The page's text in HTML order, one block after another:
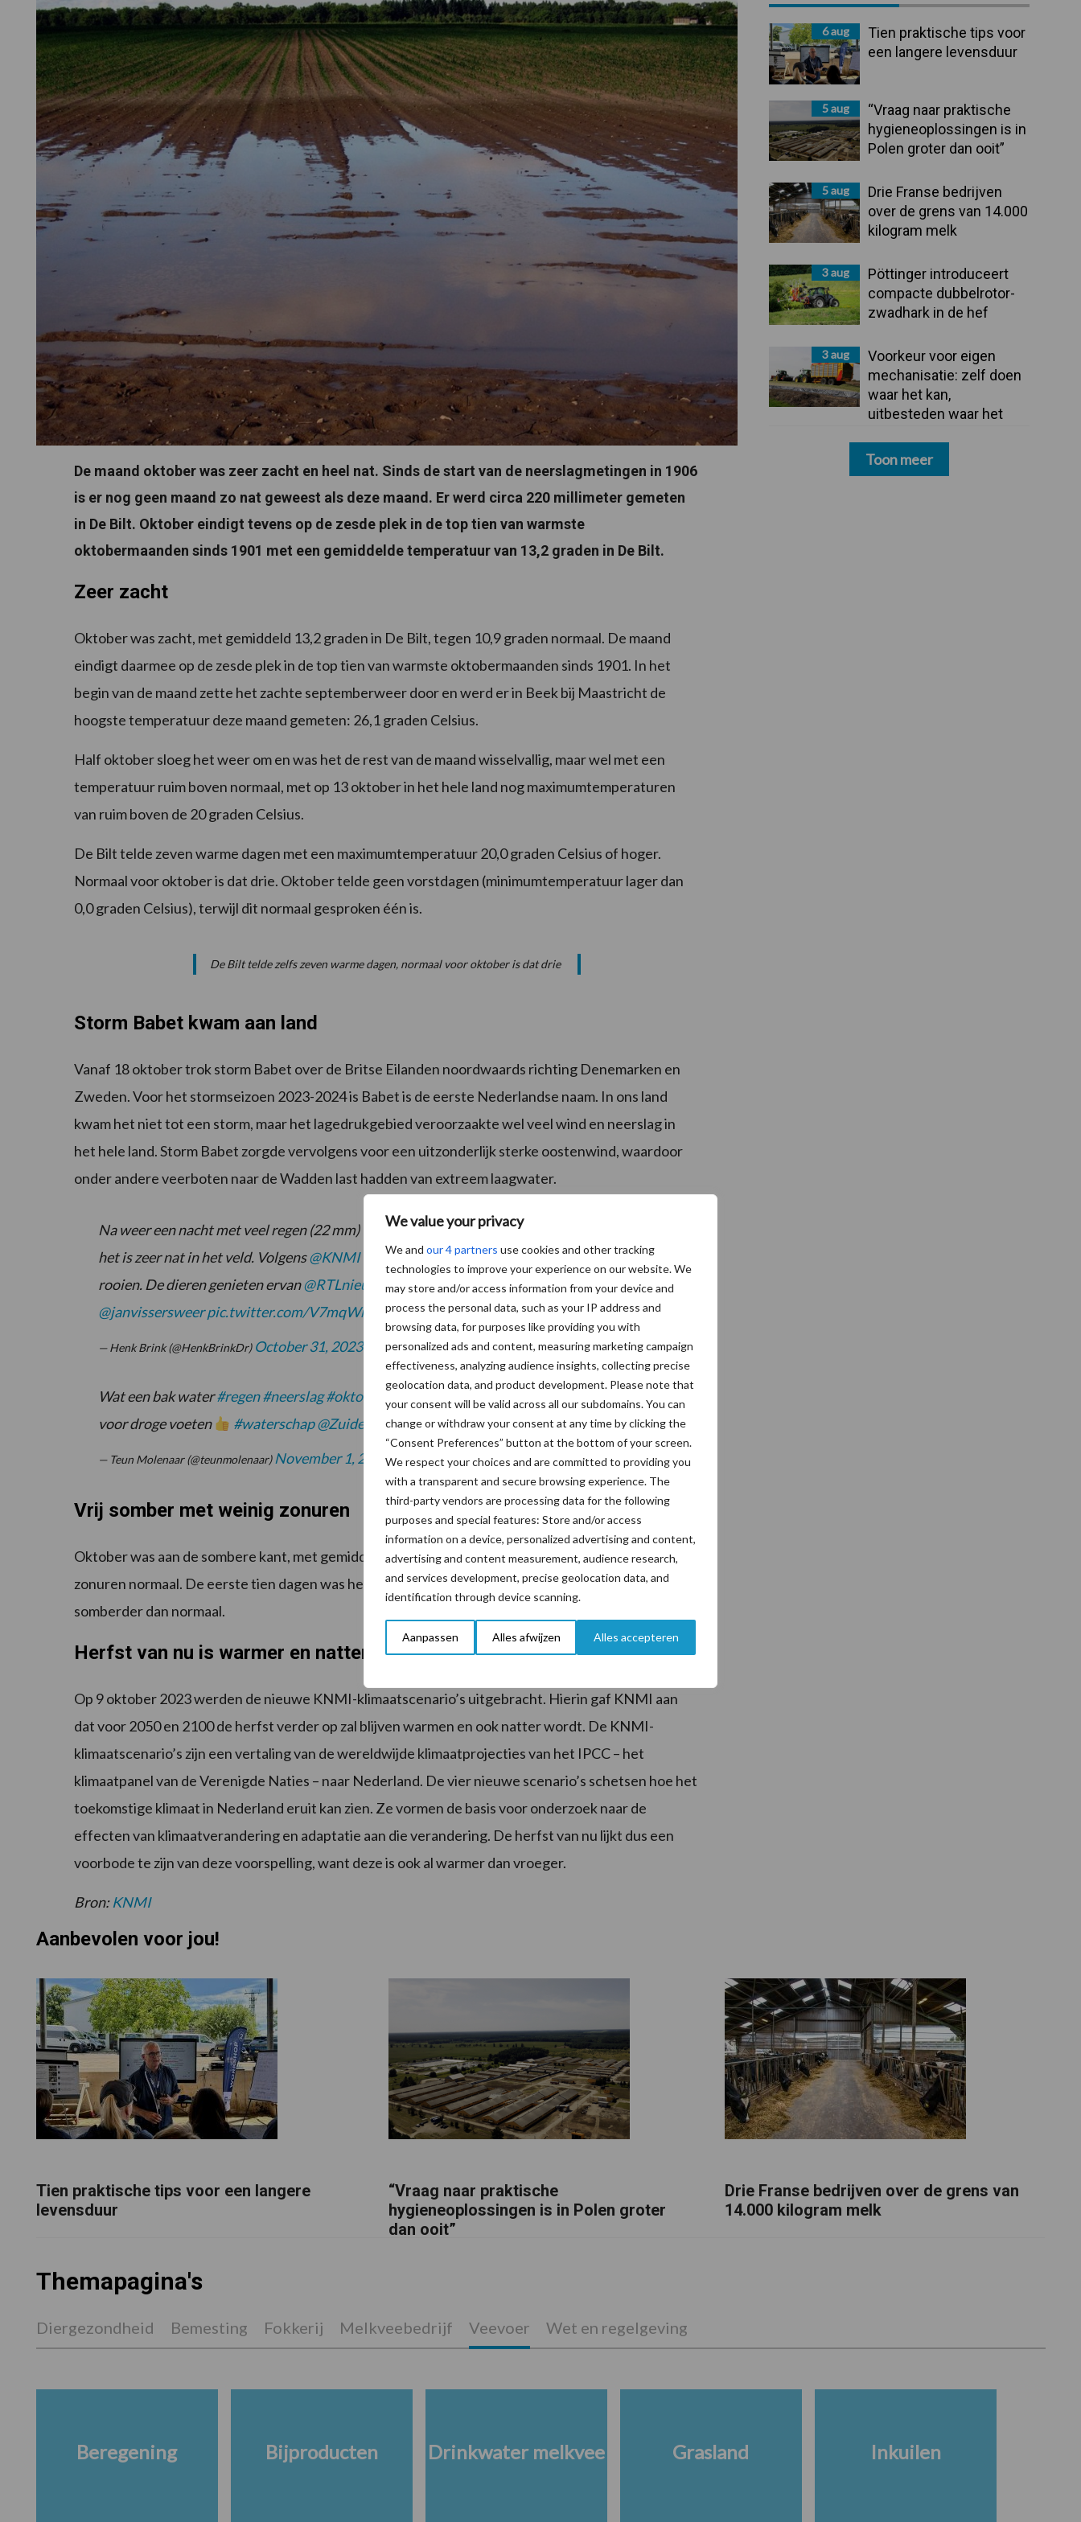
We value your privacy
We and our 4 partners use cookies and other tracking
technologies to improve your experience on our website. We
may store and/or access information from your device and
process the personal data, such as your IP address and
browsing data, for purposes like providing you with
personalized ads and content, measuring marketing campaign
effectiveness, analyzing audience insights, collecting precise
geolocation data, and product development. Please note that
your consent will be valid across all our subdomains. You can
change or withdraw your consent at any time by clicking the
“Consent Preferences” button at the bottom of your screen.
We respect your choices and are committed to providing you
with a transparent and secure browsing experience. The
third-party vendors are processing data for the following
purposes and special features: Store and/or access
information on a device, personalized advertising and content,
advertising and content measurement, audience research,
and services development, precise geolocation data, and
identification through device scanning.
Aanpassen Alles afwijzen Alles accepteren
De maand oktober was zeer zacht en heel nat. Sinds de start van de neerslagmetingen in 1906
is er nog geen maand zo nat geweest als deze maand. Er werd circa 220 millimeter gemeten
in De Bilt. Oktober eindigt tevens op de zesde plek in de top tien van warmste
oktobermaanden sinds 1901 met een gemiddelde temperatuur van 13,2 graden in De Bilt.
Zeer zacht
Oktober was zacht, met gemiddeld 13,2 graden in De Bilt, tegen 10,9 graden normaal. De maand
eindigt daarmee op de zesde plek in de top tien van warmste oktobermaanden sinds 1901. In het
begin van de maand zette het zachte septemberweer door en werd er in Beek bij Maastricht de
hoogste temperatuur deze maand gemeten: 26,1 graden Celsius.
Half oktober sloeg het weer om en was het de rest van de maand wisselvallig, maar wel met een
temperatuur ruim boven normaal, met op 13 oktober in het hele land nog maximumtemperaturen
van ruim boven de 20 graden Celsius.
De Bilt telde zeven warme dagen met een maximumtemperatuur 20,0 graden Celsius of hoger.
Normaal voor oktober is dat drie. Oktober telde geen vorstdagen (minimumtemperatuur lager dan
0,0 graden Celsius), terwijl dit normaal gesproken één is.
De Bilt telde zelfs zeven warme dagen, normaal voor oktober is dat drie
Storm Babet kwam aan land
Vanaf 18 oktober trok storm Babet over de Britse Eilanden noordwaards richting Denemarken en
Zweden. Voor het stormseizoen 2023-2024 is Babet is de eerste Nederlandse naam. In ons land
kwam het niet tot een storm, maar het lagedrukgebied veroorzaakte wel veel wind en neerslag in
het hele land. Storm Babet zorgde vervolgens voor een uitzonderlijk sterke oostenwind, waardoor
onder andere veerboten naar de Wadden last hadden van extreem laagwater.
Na weer een nacht met veel regen (22 mm) vanmorgen op pad om water te laten lopen, want
het is zeer nat in het veld. Volgens@KNMIde natste okt Afwachten wanneer we ze kunnen
rooien. De dieren genieten ervan@RTLnieuws@MeteoRoodescho1@weermanrobert
@janvissersweerpic.twitter.com/V7mqWmKOel
— Henk Brink (@HenkBrinkDr) October 31, 2023
Wat een bak water#regen#neerslag#oktober #flevoland
gelukkig zorgden onze gemalen
voor droge voeten
#waterschap @Zuiderzeelandpic.twitter.com/8hrszSmXGi
— Teun Molenaar (@teunmolenaar) November 1, 2023
Vrij somber met weinig zonuren
Oktober was aan de sombere kant, met gemiddeld over het land circa 110 uren zon tegen 120
zonuren normaal. De eerste tien dagen was het zonniger dan normaal, daarna verliep de maand
somberder dan normaal.
Herfst van nu is warmer en natter
Op 9 oktober 2023 werden de nieuwe KNMI-klimaatscenario’s uitgebracht. Hierin gaf KNMI aan
dat voor 2050 en 2100 de herfst verder op zal blijven warmen en ook natter wordt. De KNMI-
klimaatscenario’s zijn een vertaling van de wereldwijde klimaatprojecties van het IPCC – het
klimaatpanel van de Verenigde Naties – naar Nederland. De vier nieuwe scenario’s schetsen hoe het
toekomstige klimaat in Nederland eruit kan zien. Ze vormen de basis voor onderzoek naar de
effecten van klimaatverandering en adaptatie aan die verandering. De herfst van nu lijkt dus een
voorbode te zijn van deze voorspelling, want deze is ook al warmer dan vroeger.
Bron:KNMI
Sidebar6 aug
Tien praktische tips voor
een langere levensduur
5 aug
“Vraag naar praktische
hygieneoplossingen is in
Polen groter dan ooit”
5 aug
Drie Franse bedrijven
over de grens van 14.000
kilogram melk
3 aug
Pöttinger introduceert
compacte dubbelrotor-
zwadhark in de hef
3 aug
Voorkeur voor eigen
mechanisatie: zelf doen
waar het kan,
uitbesteden waar het
Toon meer
Aanbevolen voor jou!
Tien praktische tips voor een langere
levensduur
“Vraag naar praktische
hygieneoplossingen is in Polen groter
dan ooit”
Drie Franse bedrijven over de grens van
14.000 kilogram melk
Themapagina's
Diergezondheid Bemesting Fokkerij Melkveebedrijf Veevoer Wet en regelgeving
Beregening Bijproducten Drinkwater melkvee Grasland Inkuilen